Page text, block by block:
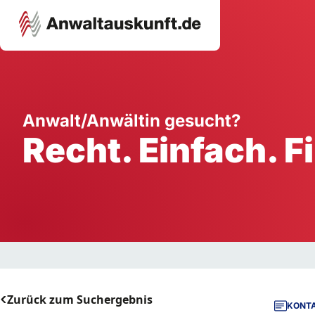
Ausbildung
Handwerk
Dienstleistung
Anwalt/Anwältin gesucht?
Recht. Einfach.
Zurück zum Suchergebnis